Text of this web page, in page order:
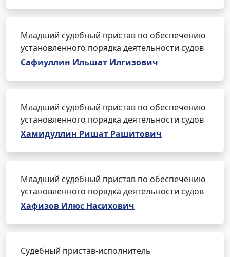
Младший судебный пристав по обеспечению
установленного порядка деятельности судов
Сафиуллин Ильшат Илгизович
Младший судебный пристав по обеспечению
установленного порядка деятельности судов
Хамидуллин Ришат Рашитович
Младший судебный пристав по обеспечению
установленного порядка деятельности судов
Хафизов Илюс Насихович
Судебный пристав-исполнитель